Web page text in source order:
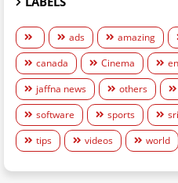
ads amazing
canada
Cinema
jaffna news
others
software
sports
tips
videos world